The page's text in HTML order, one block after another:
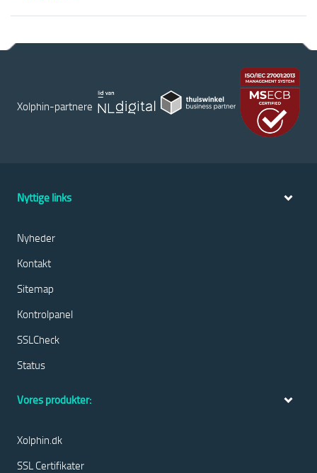
Xolphin-partnere
Nyttige links
Nyheder
Kontakt
Sitemap
Kontrolpanel
SSLCheck
Status
Vores produkter:
Xolphin.dk
SSL Certifikater